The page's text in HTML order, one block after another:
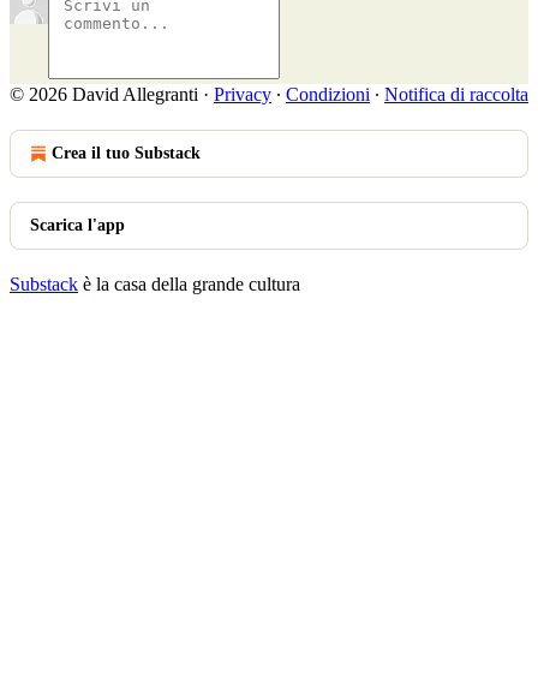
© 2026 David Allegranti · Privacy ∙ Condizioni ∙ Notifica di raccolta
Crea il tuo Substack
Scarica l'app
Substack è la casa della grande cultura